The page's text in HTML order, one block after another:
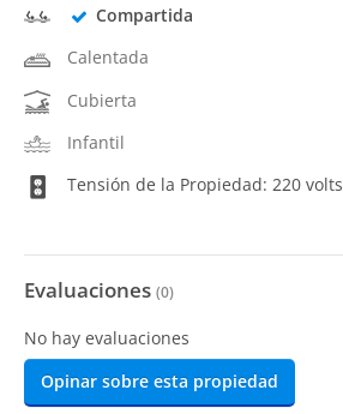
Compartida
Calentada
Cubierta
Infantil
Tensión de la Propiedad: 220 volts
Evaluaciones (0)
No hay evaluaciones
Opinar sobre esta propiedad